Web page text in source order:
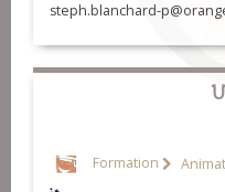
steph.blanchard-
Formation